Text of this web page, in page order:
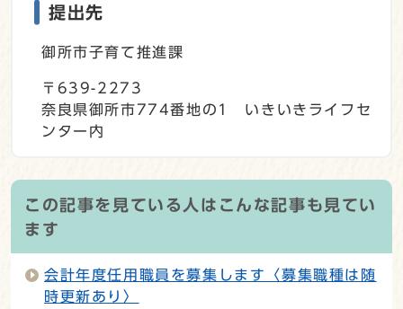
提出先
御所市子育て推進課
〒639-2273
奈良県御所市774番地の1 いきいきライフセ
ンター内
この記事を見ている人はこんな記事も見てい
ます
会計年度任用職員を募集します〈募集職種は随
時更新あり〉